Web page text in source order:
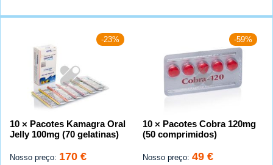
-23%
10 × Pacotes Kamagra Oral
Jelly 100mg (70 gelatinas)
Nosso preço: 170 €
-59%
10 × Pacotes Cobra 120mg
(50 comprimidos)
Nosso preço: 49 €